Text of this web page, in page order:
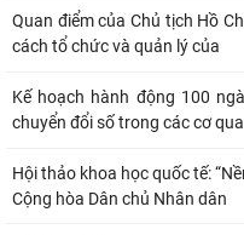
Thông báo Kết luận của đồng
tại Phiên họp Ban Chỉ đạo Trung
Khai mạc trưng bày “Kết nối
NGUYÊN TẮC PHÂN PHỐI